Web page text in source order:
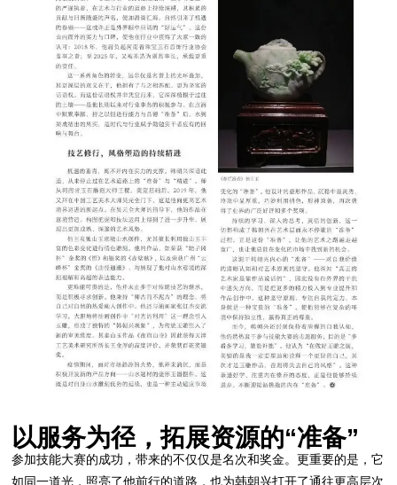
以服务为径，拓展资源的“准备”
参加技能大赛的成功，带来的不仅仅是名次和奖金。更重要的是，它
如同一道光，照亮了他前行的道路，也为韩朝兴打开了通往更高层次